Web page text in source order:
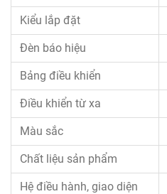
Kiểu lắp đặt
Đèn báo hiệu
Bảng điều khiển
Điều khiển từ xa
Màu sắc
Chất liệu sản phẩm
Hệ điều hành, giao diện